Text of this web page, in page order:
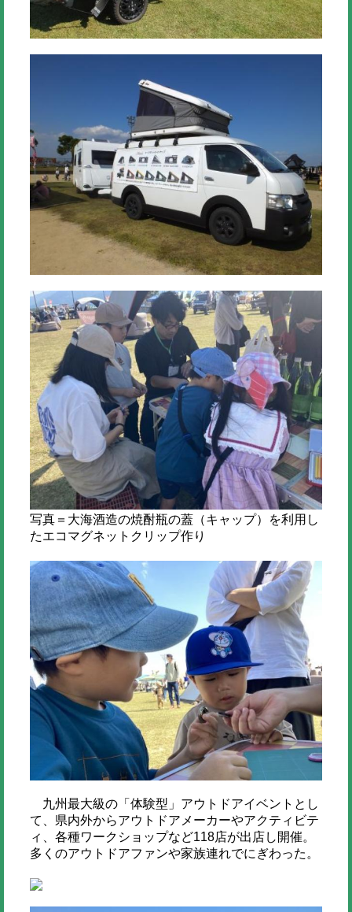
写真＝大海酒造の焼酎瓶の蓋（キャップ）を利用し
たエコマグネットクリップ作り
九州最大級の「体験型」アウトドアイベントとし
て、県内外からアウトドアメーカーやアクティビテ
ィ、各種ワークショップなど118店が出店し開催。
多くのアウトドアファンや家族連れでにぎわった。